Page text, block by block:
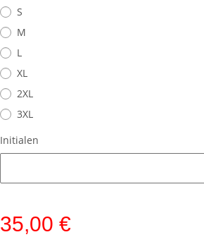
S
M
L
XL
2XL
3XL
Initialen
35,00 €